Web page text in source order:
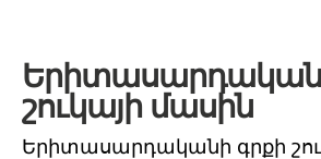
շուկայի մասին
Երիտասարդականի գրքի